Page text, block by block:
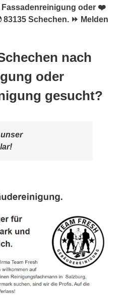
oder ❤️
Schechen. ⏩ Melden
nach
oder
gesucht?
unser